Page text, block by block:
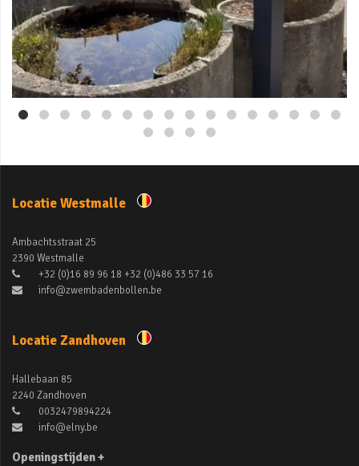
Mei 3
Locatie Westmalle
Ambachtsstraat 25
2390 Westmalle
+32 (0)16 89 96 18 +32 (0)486 33 57 16
info@zwembadenbollen.be
Locatie Zandhoven
Hallebaan 85
2240 Zandhoven
0032479894224
info@elny.be
Openingstijden +